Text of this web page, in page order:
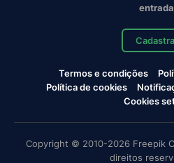
entrada
Termos e condições
Política de cookies
Cookies
Copyright © 2010-2026 Freepik
direitos